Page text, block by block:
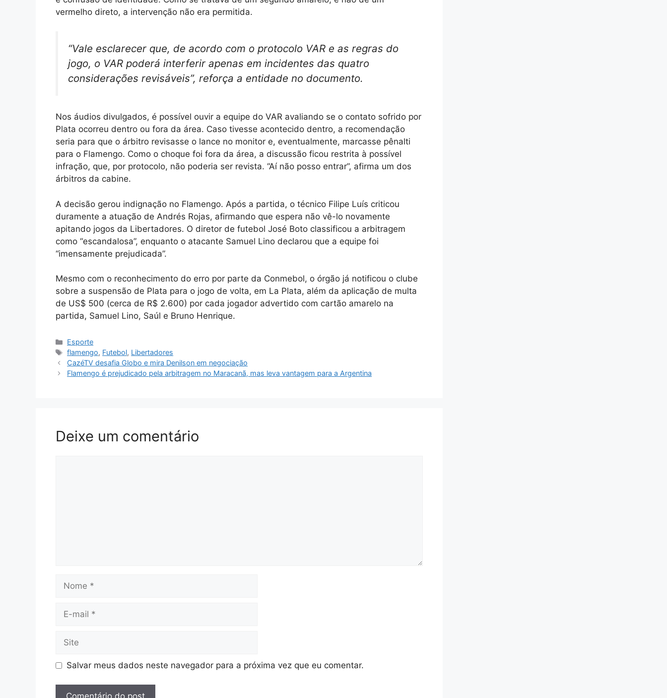
vermelho direto, a intervenção não era permitida.
“Vale esclarecer que, de acordo com o protocolo VAR e as regras do
jogo, o VAR poderá interferir apenas em incidentes das quatro
considerações revisáveis”, reforça a entidade no documento.
Nos áudios divulgados, é possível ouvir a equipe do VAR avaliando se o contato sofrido por
Plata ocorreu dentro ou fora da área. Caso tivesse acontecido dentro, a recomendação
seria para que o árbitro revisasse o lance no monitor e, eventualmente, marcasse pênalti
para o Flamengo. Como o choque foi fora da área, a discussão ficou restrita à possível
infração, que, por protocolo, não poderia ser revista. “Aí não posso entrar”, afirma um dos
árbitros da cabine.
A decisão gerou indignação no Flamengo. Após a partida, o técnico Filipe Luís criticou
duramente a atuação de Andrés Rojas, afirmando que espera não vê-lo novamente
apitando jogos da Libertadores. O diretor de futebol José Boto classificou a arbitragem
como “escandalosa”, enquanto o atacante Samuel Lino declarou que a equipe foi
“imensamente prejudicada”.
Mesmo com o reconhecimento do erro por parte da Conmebol, o órgão já notificou o clube
sobre a suspensão de Plata para o jogo de volta, em La Plata, além da aplicação de multa
de US$ 500 (cerca de R$ 2.600) por cada jogador advertido com cartão amarelo na
partida, Samuel Lino, Saúl e Bruno Henrique.
Categorias
Esporte
Tags
flamengo, Futebol, Libertadores
CazéTV desafia Globo e mira Denilson em negociação
Flamengo é prejudicado pela arbitragem no Maracanã, mas leva vantagem para a Argentina
Deixe um comentário
Nome
Site
Salvar meus dados neste navegador para a próxima vez que eu comentar.